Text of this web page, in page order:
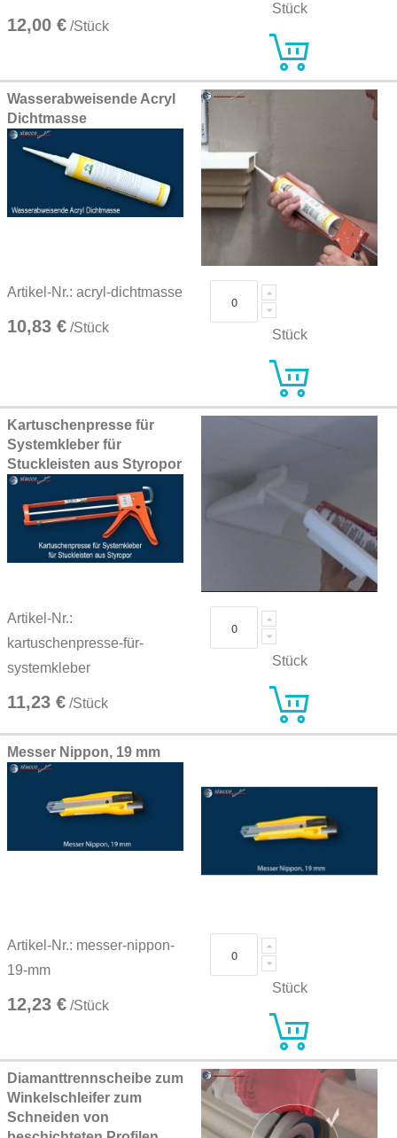
12,00 € /Stück
Stück
Wasserabweisende Acryl
Dichtmasse
Artikel-Nr.: acryl-dichtmasse
10,83 € /Stück Stück
Kartuschenpresse für
Systemkleber für
Stuckleisten aus Styropor
Artikel-Nr.:
kartuschenpresse-für-
systemkleber
11,23 € /Stück
Stück
Messer Nippon, 19 mm
Artikel-Nr.: messer-nippon-
19-mm
12,23 € /Stück
Stück
Diamanttrennscheibe zum
Winkelschleifer zum
Schneiden von